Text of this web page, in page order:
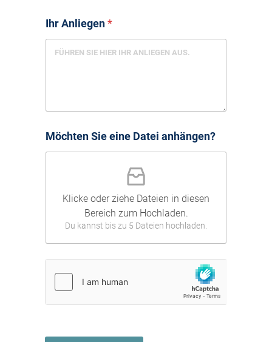
Ihr Anliegen*
Möchten Sie eine Datei anhängen?
Klicke oder ziehe Dateien in diesen
Bereich zum Hochladen.
Du kannst bis zu 5 Dateien hochladen.